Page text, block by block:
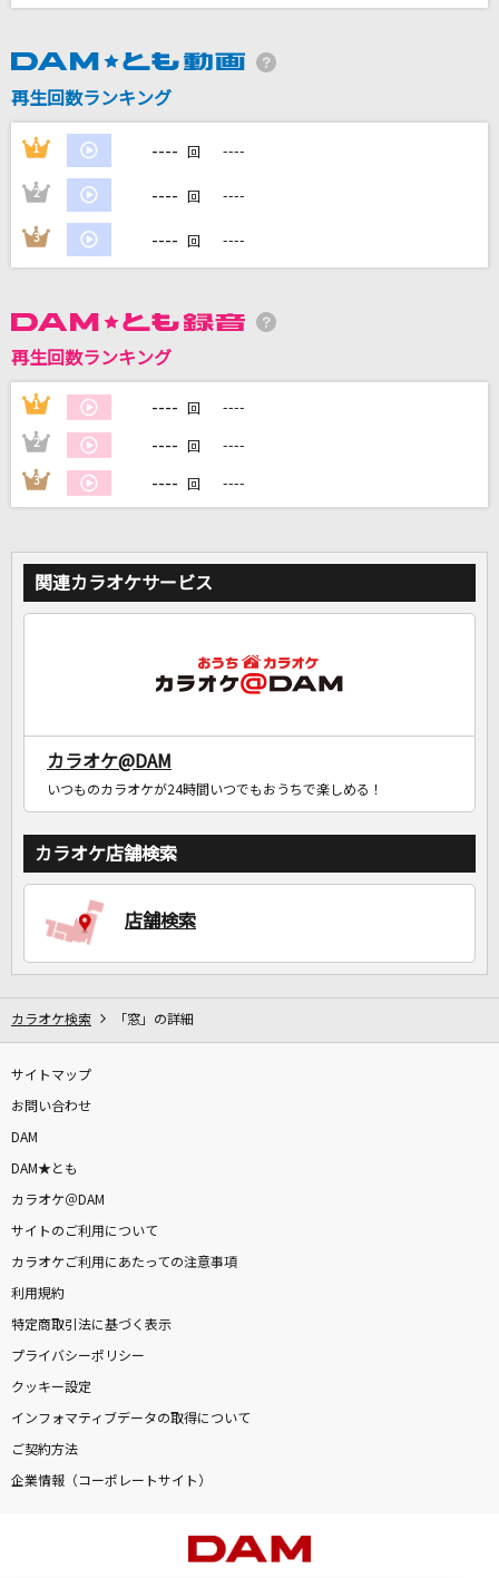
DAMに会員登録・ログインして
再生回数ランキング
1 ---- 回 ----
2 ---- 回 ----
3 ---- 回 ----
再生回数ランキング
1 ---- 回 ----
2 ---- 回 ----
3 ---- 回 ----
関連カラオケサービス
カラオケ@DAM
いつものカラオケが24時間いつでもおうちで楽しめる！
カラオケ店舗検索
店舗検索
カラオケ検索 「窓」の詳細
サイトマップ
お問い合わせ
DAM
DAM★とも
カラオケ＠DAM
サイトのご利用について
カラオケご利用にあたっての注意事項
利用規約
特定商取引法に基づく表示
プライバシーポリシー
クッキー設定
インフォマティブデータの取得について
ご契約方法
企業情報（コーポレートサイト）